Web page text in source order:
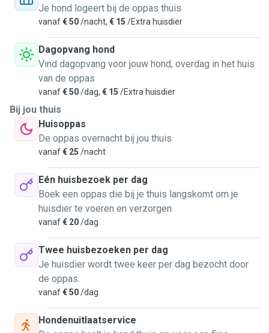
Je hond logeert bij de oppas thuis
vanaf€ 50/nacht, € 15 /Extra huisdier
Dagopvang hond
Vind dagopvang voor jouw hond, overdag in het huis
van de oppas
vanaf€ 50/dag, € 15 /Extra huisdier
Bij jou thuis
Huisoppas
De oppas overnacht bij jou thuis
vanaf€ 25 /nacht
Eén huisbezoek per dag
Boek een oppas die bij je thuis langskomt om je
huisdier te voeren en verzorgen
vanaf€ 20/dag
Twee huisbezoeken per dag
Je huisdier wordt twee keer per dag bezocht door
de oppas.
vanaf€ 50/dag
Hondenuitlaatservice